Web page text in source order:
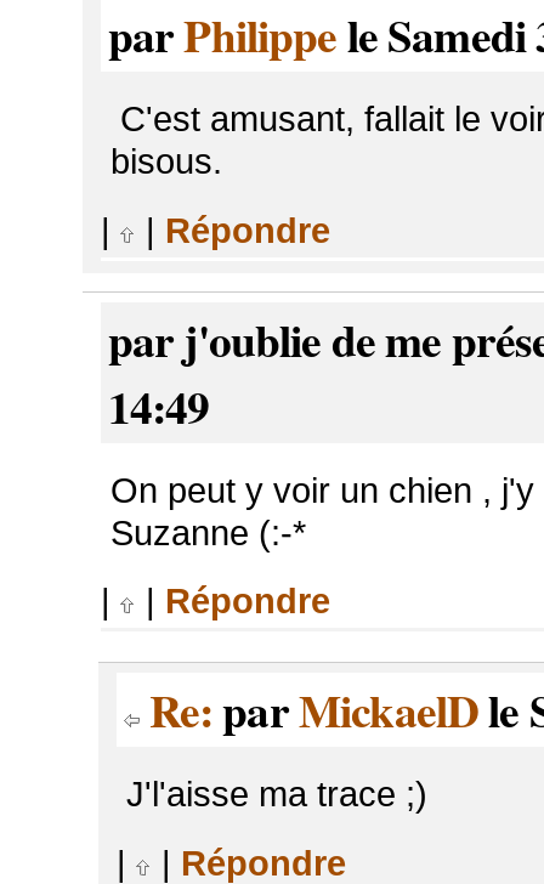
parPhilippele Samedi
C'est amusant, fallait le
bisous.
|
| Répondre
par j'oublie de me
14:49
On peut y voir un chien ,
Suzanne (:-*
|
| Répondre
Re:parMickaelDle
J'l'aisse ma trace ;)
|
| Répondre